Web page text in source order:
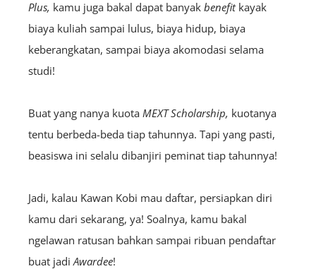
Plus, kamu juga bakal dapat banyak benefit kayak
biaya kuliah sampai lulus, biaya hidup, biaya
keberangkatan, sampai biaya akomodasi selama
studi!
Buat yang nanya kuota MEXT Scholarship, kuotanya
tentu berbeda-beda tiap tahunnya. Tapi yang pasti,
beasiswa ini selalu dibanjiri peminat tiap tahunnya!
Jadi, kalau Kawan Kobi mau daftar, persiapkan diri
kamu dari sekarang, ya! Soalnya, kamu bakal
ngelawan ratusan bahkan sampai ribuan pendaftar
buat jadi Awardee!